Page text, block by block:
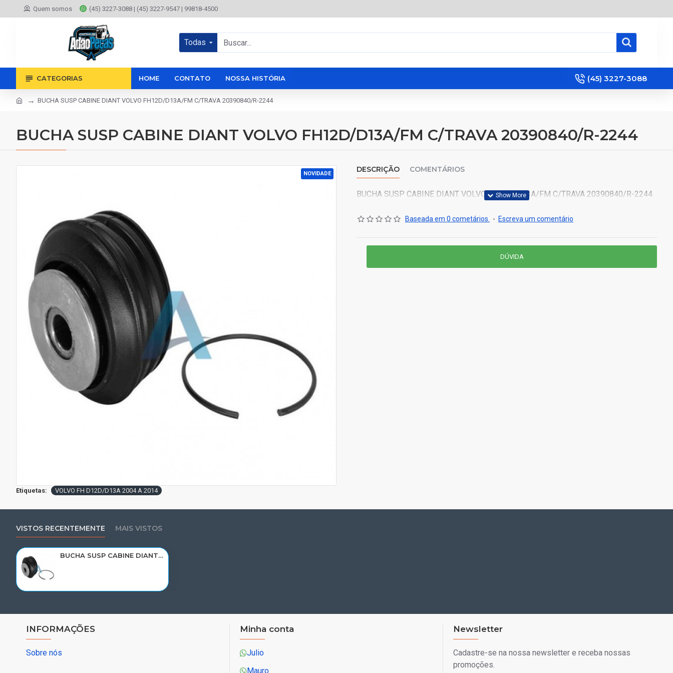
Quem somos (45) 3227-3088 | (45) 3227-9547 | 99818-4500
Todas
CATEGORIAS HOME CONTATO NOSSA HISTÓRIA (45) 3227-3088
BUCHA SUSP CABINE DIANT VOLVO FH12D/D13A/FM C/TRAVA 20390840/R-2244
BUCHA SUSP CABINE DIANT VOLVO FH12D/D13A/FM C/TRAVA 20390840/R-2244
NOVIDADE DESCRIÇÃO COMENTÁRIOS
BUCHA SUSP CABINE DIANT VOLVO FH12D/D13A/FM C/TRAVA 20390840/R-2244
Baseada em 0 cometários. - Escreva um comentário
DÚVIDA
Etiquetas: VOLVO FH D12D/D13A 2004 A 2014
VISTOS RECENTEMENTE MAIS VISTOS
BUCHA SUSP CABINE DIANT VOLVO FH12D/D13A/FM C/TRAVA 20390840/R-2244
INFORMAÇÕES
Sobre nós
Minha conta
Julio
Mauro
Newsletter
Cadastre-se na nossa newsletter e receba nossas
promoções.